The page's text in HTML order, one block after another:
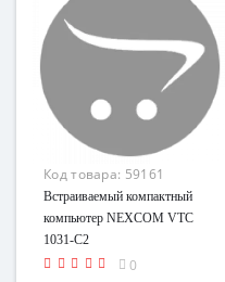
Код товара: 59161
Встраиваемый компактный
компьютер NEXCOM VTC
1031-C2
0